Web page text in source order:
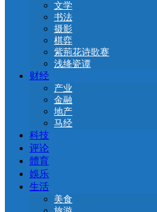
文学
书法
摄影
棋弈
紫荊花诗歌赛
浅绛瓷谭
财经
产业
金融
地产
马经
科技
评论
體育
娛乐
生活
美食